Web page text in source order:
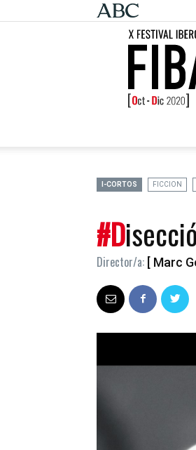
I-CORTOS FICCION
Director/a: [ Marc